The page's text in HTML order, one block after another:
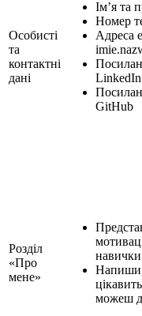
Особисті
та
контактні
дані
Ім’я та
Номер
Адреса
LinkedIn
GitHub
Розділ
«Про
мене»
навички
можеш